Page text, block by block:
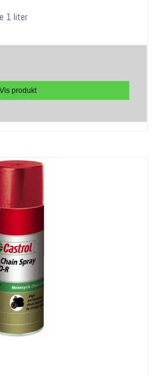
1 liter
Vis produkt